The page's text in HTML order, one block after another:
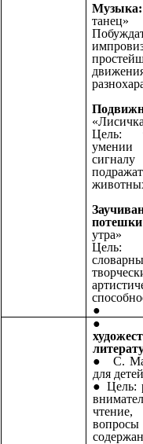
танец»
Цель:
умении
потешки
утра»
Цель:
С.
для
Цель: